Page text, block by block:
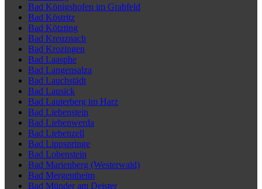
Bad Königshofen im Grabfeld
Bad Köstritz
Bad Kötzting
Bad Kreuznach
Bad Krozingen
Bad Laasphe
Bad Langensalza
Bad Lauchstädt
Bad Lausick
Bad Lauterberg im Harz
Bad Liebenstein
Bad Liebenwerda
Bad Liebenzell
Bad Lippspringe
Bad Lobenstein
Bad Marienberg (Westerwald)
Bad Mergentheim
Bad Münder am Deister